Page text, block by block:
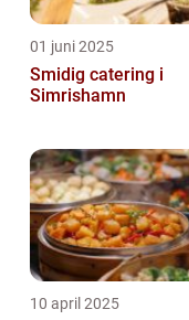
01 juni 2025
Smidig catering i
Simrishamn
10 april 2025